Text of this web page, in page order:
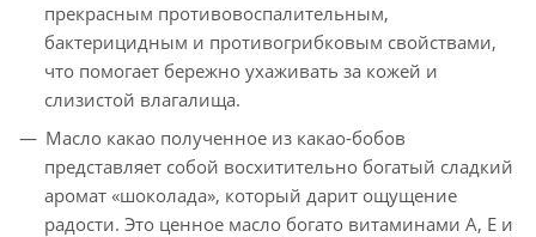
прекрасным противовоспалительным,
бактерицидным и противогрибковым свойствами,
что помогает бережно ухаживать за кожей и
слизистой влагалища.
Масло какао полученное из какао-бобов
представляет собой восхитительно богатый сладкий
аромат «шоколада», который дарит ощущение
радости. Это ценное масло богато витаминами А, Е и